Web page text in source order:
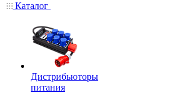
Каталог
Дистрибьюторы
питания